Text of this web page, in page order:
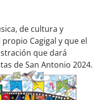
de cultura y
Cagigal y que el
que dará
de San Antonio 2024.